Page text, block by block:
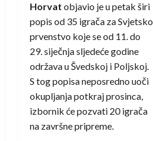
Horvat objavio je u petak širi
popis od 35 igrača za Svjetsko
prvenstvo koje se od 11. do
29. siječnja sljedeće godine
održava u Švedskoj i Poljskoj.
S tog popisa neposredno uoči
okupljanja potkraj prosinca,
izbornik će pozvati 20 igrača
na završne pripreme.